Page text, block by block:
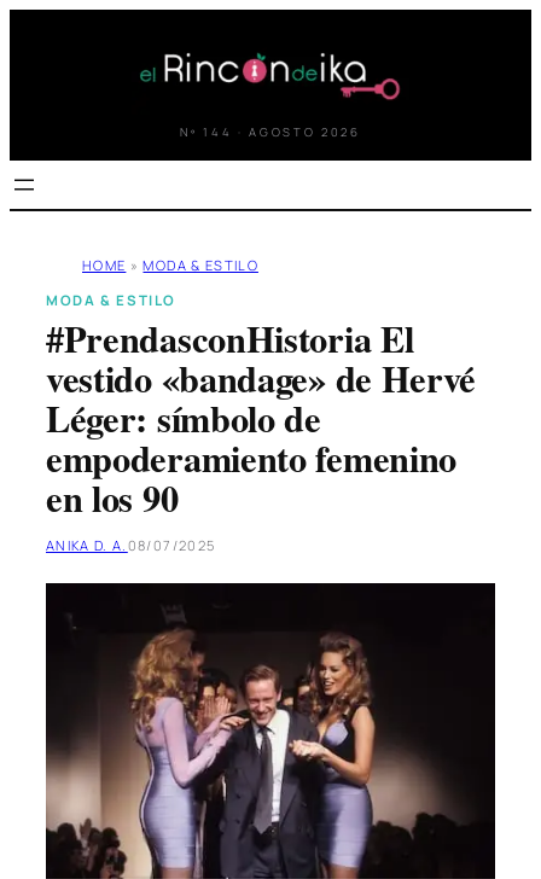
Nº 144 · AGOSTO 2026
HOME » MODA & ESTILO
MODA & ESTILO
#PrendasconHistoria El
vestido «bandage» de Hervé
Léger: símbolo de
empoderamiento femenino
en los 90
ANIKA D. A. 08/07/2025